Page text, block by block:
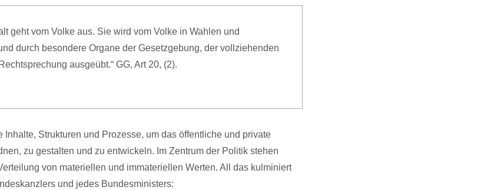
geht vom Volke aus. Sie wird vom Volke in Wahlen und
durch besondere Organe der Gesetzgebung, der vollziehenden
ausgeübt.“ GG, Art 20, (2).
Inhalte, Strukturen und Prozesse, um das öffentliche und private
zu gestalten und zu entwickeln. Im Zentrum der Politik stehen
von materiellen und immateriellen Werten. All das kulminiert
und jedes Bundesministers: